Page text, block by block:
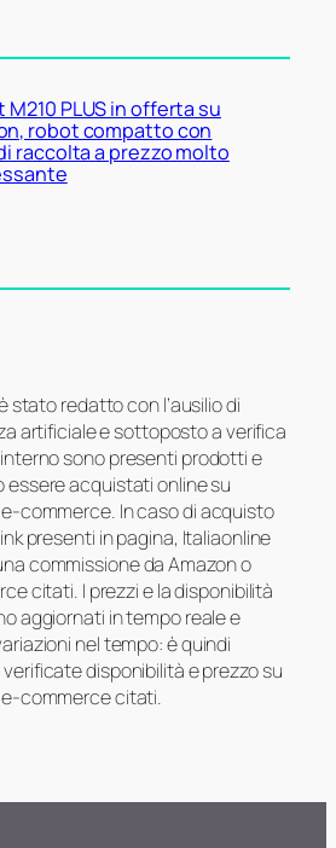
M210 PLUS in offerta su
robot compatto con
raccolta a prezzo molto
stato redatto con l’ausilio di
artificiale e sottoposto a verifica
sono presenti prodotti e
essere acquistati online su
commerce. In caso di acquisto
presenti in pagina, Italiaonline
commissione da Amazon o
citati. I prezzi e la disponibilità
aggiornati in tempo reale e
nel tempo: è quindi
disponibilità e prezzo su
commerce citati.